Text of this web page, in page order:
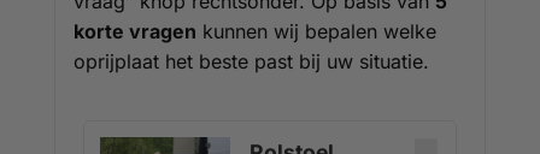
korte vragen kunnen wij bepalen welke
oprijplaat het beste past bij uw situatie.